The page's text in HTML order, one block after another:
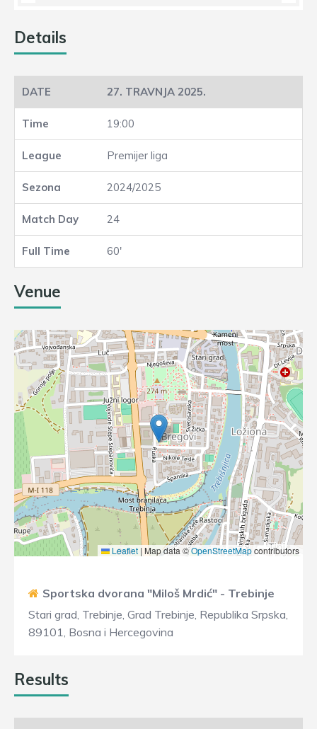
Details
27. TRAVNJA 2025.
19:00
Premijer liga
2024/2025
24
60'
Venue
Leaflet | Map data ©OpenStreetMapcontributors
Sportska dvorana "Miloš Mrdić" - Trebinje
Stari grad, Trebinje, Grad Trebinje, Republika Srpska,
89101, Bosna i Hercegovina
Results